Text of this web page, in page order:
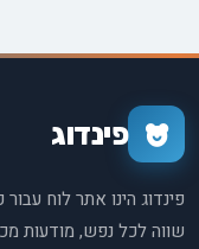
פינדוג
פינדוג הינו אתר לוח
שווה לכל נפש, מודעות